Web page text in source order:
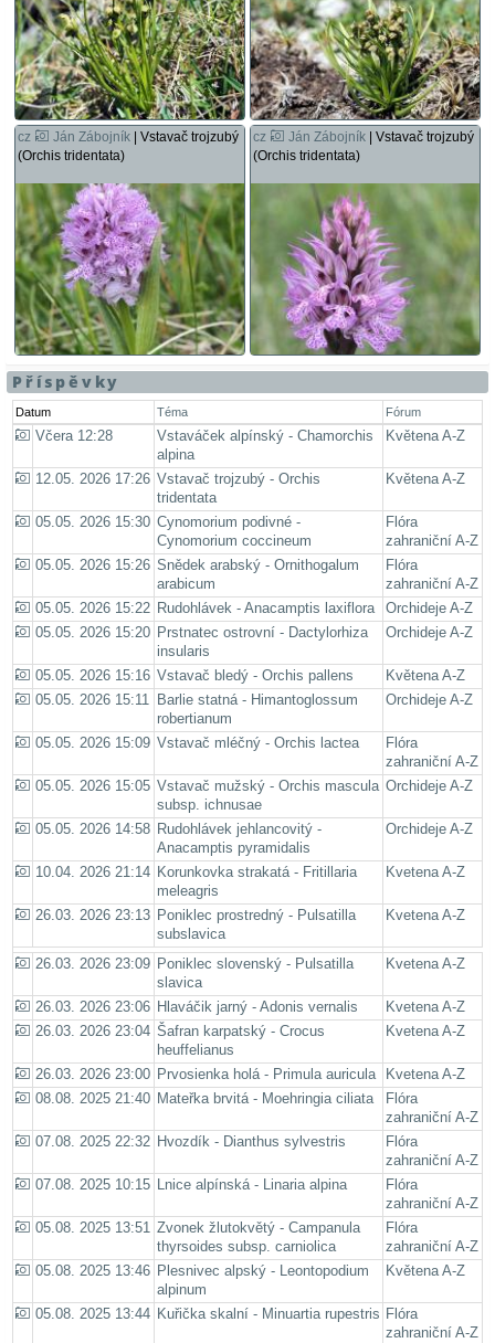
cz Ján Zábojník | Vstavač trojzubý
(Orchis tridentata)
cz Ján Zábojník | Vstavač trojzubý
(Orchis tridentata)
Příspěvky
Datum Téma Fórum
Včera 12:28
Vstaváček alpínský - Chamorchis
alpina
Květena A-Z
12.05. 2026 17:26 Vstavač trojzubý - Orchis
tridentata
Květena A-Z
05.05. 2026 15:30 Cynomorium podivné -
Cynomorium coccineum
Flóra
zahraniční A-Z
05.05. 2026 15:26 Snědek arabský - Ornithogalum
arabicum
Flóra
zahraniční A-Z
05.05. 2026 15:22 Rudohlávek - Anacamptis laxiflora
Orchideje A-Z
05.05. 2026 15:20 Prstnatec ostrovní - Dactylorhiza
insularis
Orchideje A-Z
05.05. 2026 15:16 Vstavač bledý - Orchis pallens
Květena A-Z
05.05. 2026 15:11
Barlie statná - Himantoglossum
robertianum
Orchideje A-Z
05.05. 2026 15:09 Vstavač mléčný - Orchis lactea
Flóra
zahraniční A-Z
05.05. 2026 15:05 Vstavač mužský - Orchis mascula
subsp. ichnusae
Orchideje A-Z
05.05. 2026 14:58 Rudohlávek jehlancovitý -
Anacamptis pyramidalis
Orchideje A-Z
10.04. 2026 21:14 Korunkovka strakatá - Fritillaria
meleagris
Kvetena A-Z
26.03. 2026 23:13 Poniklec prostredný - Pulsatilla
subslavica
Kvetena A-Z
26.03. 2026 23:09 Poniklec slovenský - Pulsatilla
slavica
Kvetena A-Z
26.03. 2026 23:06 Hlaváčik jarný - Adonis vernalis
Kvetena A-Z
26.03. 2026 23:04 Šafran karpatský - Crocus
heuffelianus
Kvetena A-Z
26.03. 2026 23:00 Prvosienka holá - Primula auricula
Kvetena A-Z
08.08. 2025 21:40 Mateřka brvitá - Moehringia ciliata
Flóra
zahraniční A-Z
07.08. 2025 22:32 Hvozdík - Dianthus sylvestris
Flóra
zahraniční A-Z
07.08. 2025 10:15 Lnice alpínská - Linaria alpina
Flóra
zahraniční A-Z
05.08. 2025 13:51 Zvonek žlutokvětý - Campanula
thyrsoides subsp. carniolica
Flóra
zahraniční A-Z
05.08. 2025 13:46 Plesnivec alpský - Leontopodium
alpinum
Květena A-Z
05.08. 2025 13:44 Kuřička skalní - Minuartia rupestris Flóra
zahraniční A-Z